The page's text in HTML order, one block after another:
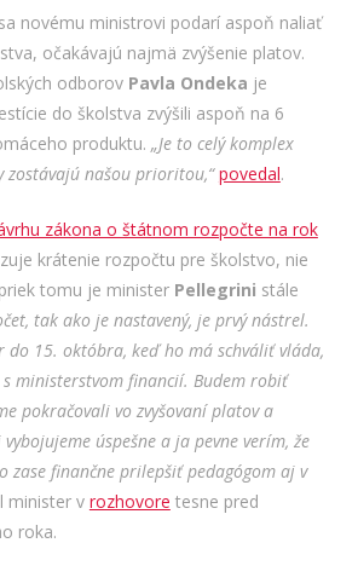
novému ministrovi podarí aspoň naliať
očakávajú najmä zvýšenie platov.
odborov Pavla Ondeka je
do školstva zvýšili aspoň na 6
produktu. „Je to celý komplex
zostávajú našou prioritou,“ povedal.
zákona o štátnom rozpočte na rok
krátenie rozpočtu pre školstvo, nie
tomu je minister Pellegrini stále
tak ako je nastavený, je prvý nástrel.
do 15. októbra, keď ho má schváliť vláda,
s ministerstvom financií. Budem robiť
pokračovali vo zvyšovaní platov a
úspešne a ja pevne verím, že
zase finančne prilepšiť pedagógom aj v
minister v rozhovore tesne pred
roka.